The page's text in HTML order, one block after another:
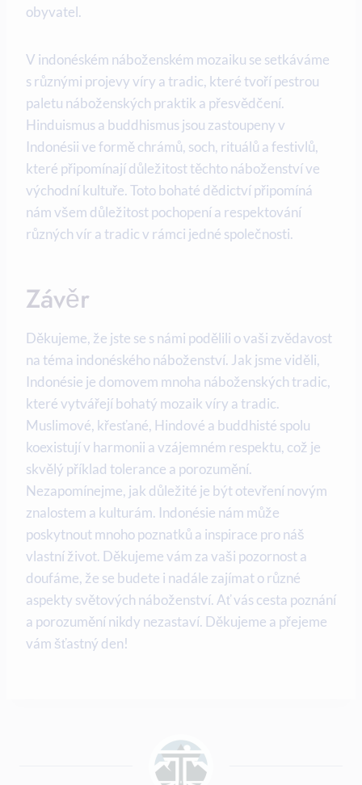
obyvatel.
V indonéském náboženském mozaiku se setkáváme
s různými projevy víry a tradic, které tvoří pestrou
paletu náboženských praktik a přesvědčení.
Hinduismus a buddhismus jsou zastoupeny v
Indonésii ve formě chrámů, soch, rituálů a festivlů,
které připomínají důležitost těchto náboženství ve
východní kultuře. Toto bohaté dědictví připomíná
nám všem důležitost pochopení a respektování
různých vír a tradic v rámci jedné společnosti.
Závěr
Děkujeme, že jste se s námi podělili o vaši zvědavost
na téma indonéského náboženství. Jak jsme viděli,
Indonésie je domovem mnoha náboženských tradic,
které vytvářejí bohatý mozaik víry a tradic.
Muslimové, křesťané, Hindové a buddhisté spolu
koexistují v harmonii a vzájemném respektu, což je
skvělý příklad tolerance a porozumění.
Nezapomínejme, jak důležité je být otevření novým
znalostem a kulturám. Indonésie nám může
poskytnout mnoho poznatků a inspirace pro náš
vlastní život. Děkujeme vám za vaši pozornost a
doufáme, že se budete i nadále zajímat o různé
aspekty světových náboženství. Ať vás cesta poznání
a porozumění nikdy nezastaví. Děkujeme a přejeme
vám šťastný den!